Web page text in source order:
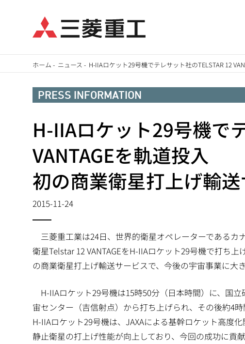
イ
ホーム - ニュース - H-IIAロケット29号機でテレサット社のTELSTAR 12
PRESS INFORMATION
H-IIAロケット29号機で
VANTAGEを軌道投入
初の商業衛星打上げ輸
2015-11-24
三菱重工業は24日、世界的衛星オペレーターであるカ
衛星Telstar 12 VANTAGEをH-IIAロケット29号機で打ち
の商業衛星打上げ輸送サービスで、今後の宇宙事業に大
H-IIAロケット29号機は15時50分（日本時間）に、国
宙センター（吉信射点）から打ち上げられ、その後約4時
H-IIAロケット29号機は、JAXAによる基幹ロケット高度
静止衛星の打上げ性能が向上しており、今回の成功に貢献